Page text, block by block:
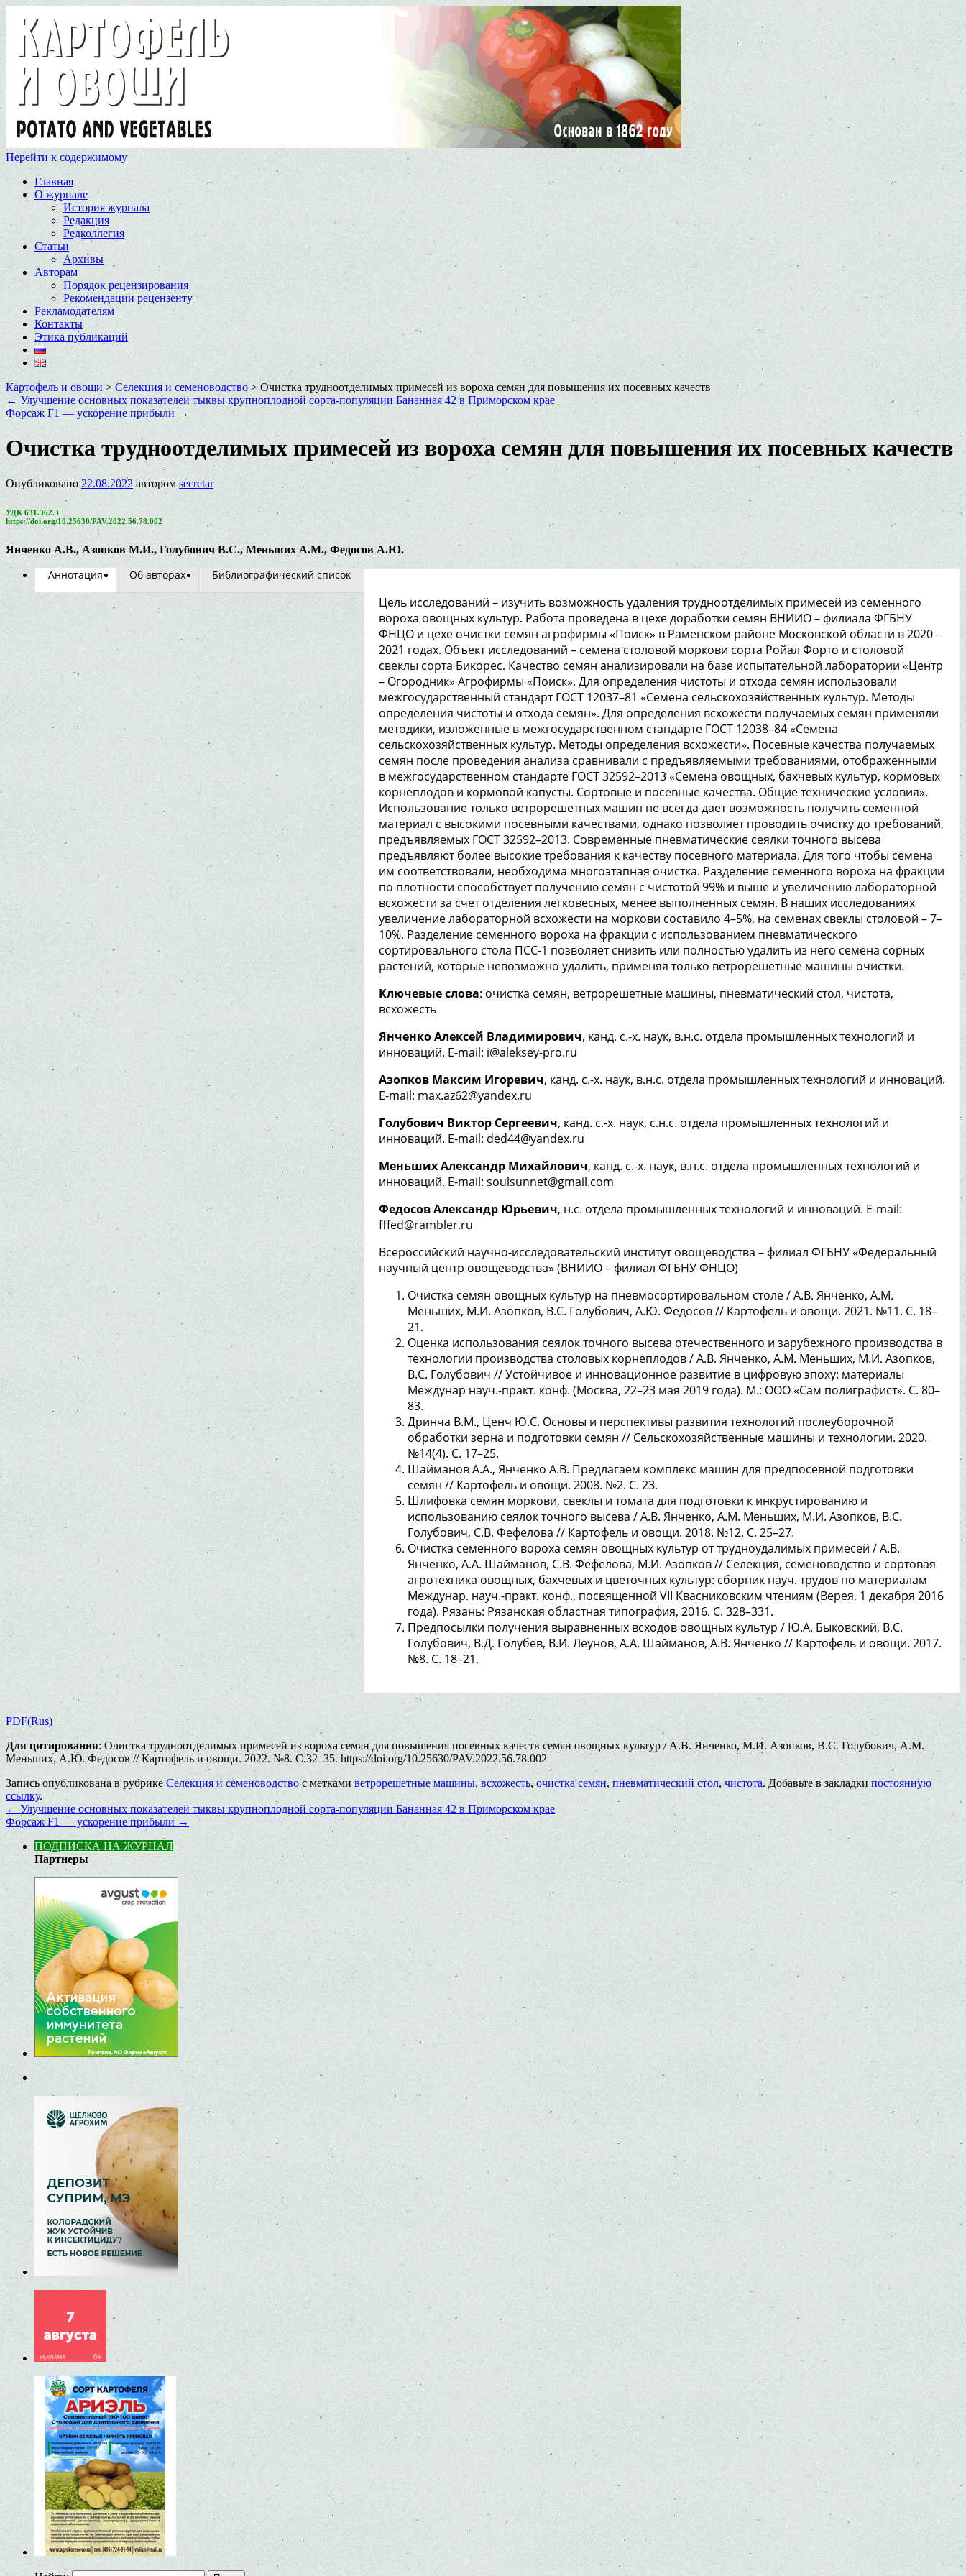
Перейти к содержимому
Главная
О журнале
История журнала
Редакция
Редколлегия
Статьи
Архивы
Авторам
Порядок рецензирования
Рекомендации рецензенту
Рекламодателям
Контакты
Этика публикаций
Картофель и овощи > Селекция и семеноводство> Очистка трудноотделимых примесей из вороха семян для повышения их посевных качеств
← Улучшение основных показателей тыквы крупноплодной сорта-популяции Бананная 42 в Приморском крае
Форсаж F1 — ускорение прибыли →
Очистка трудноотделимых примесей из вороха семян для повышения их посевных качеств
Опубликовано 22.08.2022 автором secretar
УДК 631.362.3
https://doi.org/10.25630/PAV.2022.56.78.002
Янченко А.В., Азопков М.И., Голубович В.С., Меньших А.М., Федосов А.Ю.
Аннотация Об авторах Библиографический список
Цель исследований – изучить возможность удаления трудноотделимых примесей из семенного
вороха овощных культур. Работа проведена в цехе доработки семян ВНИИО – филиала ФГБНУ
ФНЦО и цехе очистки семян агрофирмы «Поиск» в Раменском районе Московской области в 2020–
2021 годах. Объект исследований – семена столовой моркови сорта Ройал Форто и столовой
свеклы сорта Бикорес. Качество семян анализировали на базе испытательной лаборатории «Центр
– Огородник» Агрофирмы «Поиск». Для определения чистоты и отхода семян использовали
межгосударственный стандарт ГОСТ 12037–81 «Семена сельскохозяйственных культур. Методы
определения чистоты и отхода семян». Для определения всхожести получаемых семян применяли
методики, изложенные в межгосударственном стандарте ГОСТ 12038–84 «Семена
сельскохозяйственных культур. Методы определения всхожести». Посевные качества получаемых
семян после проведения анализа сравнивали с предъявляемыми требованиями, отображенными
в межгосударственном стандарте ГОСТ 32592–2013 «Семена овощных, бахчевых культур, кормовых
корнеплодов и кормовой капусты. Сортовые и посевные качества. Общие технические условия».
Использование только ветрорешетных машин не всегда дает возможность получить семенной
материал с высокими посевными качествами, однако позволяет проводить очистку до требований,
предъявляемых ГОСТ 32592–2013. Современные пневматические сеялки точного высева
предъявляют более высокие требования к качеству посевного материала. Для того чтобы семена
им соответствовали, необходима многоэтапная очистка. Разделение семенного вороха на фракции
по плотности способствует получению семян с чистотой 99% и выше и увеличению лабораторной
всхожести за счет отделения легковесных, менее выполненных семян. В наших исследованиях
увеличение лабораторной всхожести на моркови составило 4–5%, на семенах свеклы столовой – 7–
10%. Разделение семенного вороха на фракции с использованием пневматического
сортировального стола ПСС-1 позволяет снизить или полностью удалить из него семена сорных
растений, которые невозможно удалить, применяя только ветрорешетные машины очистки.
Ключевые слова: очистка семян, ветрорешетные машины, пневматический стол, чистота,
всхожесть
Янченко Алексей Владимирович, канд. с.-х. наук, в.н.с. отдела промышленных технологий и
инноваций. E-mail: i@aleksey-pro.ru
Азопков Максим Игоревич, канд. с.-х. наук, в.н.с. отдела промышленных технологий и инноваций.
E-mail: max.az62@yandex.ru
Голубович Виктор Сергеевич, канд. с.-х. наук, с.н.с. отдела промышленных технологий и
инноваций. E-mail: ded44@yandex.ru
Меньших Александр Михайлович, канд. с.-х. наук, в.н.с. отдела промышленных технологий и
инноваций. E-mail: soulsunnet@gmail.com
Федосов Александр Юрьевич, н.c. отдела промышленных технологий и инноваций. E-mail:
fffed@rambler.ru
Всероссийский научно-исследовательский институт овощеводства – филиал ФГБНУ «Федеральный
научный центр овощеводства» (ВНИИО – филиал ФГБНУ ФНЦО)
Очистка семян овощных культур на пневмосортировальном столе / А.В. Янченко, А.М.
Меньших, М.И. Азопков, В.С. Голубович, А.Ю. Федосов // Картофель и овощи. 2021. №11. С. 18–
21.
Оценка использования сеялок точного высева отечественного и зарубежного производства в
технологии производства столовых корнеплодов / А.В. Янченко, А.М. Меньших, М.И. Азопков,
В.С. Голубович // Устойчивое и инновационное развитие в цифровую эпоху: материалы
Междунар науч.-практ. конф. (Москва, 22–23 мая 2019 года). М.: ООО «Сам полиграфист». С. 80–
83.
Дринча В.М., Ценч Ю.С. Основы и перспективы развития технологий послеуборочной
обработки зерна и подготовки семян // Сельскохозяйственные машины и технологии. 2020.
№14(4). С. 17–25.
Шайманов А.А., Янченко А.В. Предлагаем комплекс машин для предпосевной подготовки
семян // Картофель и овощи. 2008. №2. С. 23.
Шлифовка семян моркови, свеклы и томата для подготовки к инкрустированию и
использованию сеялок точного высева / А.В. Янченко, А.М. Меньших, М.И. Азопков, В.С.
Голубович, С.В. Фефелова // Картофель и овощи. 2018. №12. С. 25–27.
Очистка семенного вороха семян овощных культур от трудноудалимых примесей / А.В.
Янченко, А.А. Шайманов, С.В. Фефелова, М.И. Азопков // Селекция, семеноводство и сортовая
агротехника овощных, бахчевых и цветочных культур: сборник науч. трудов по материалам
Междунар. науч.-практ. конф., посвященной VII Квасниковским чтениям (Верея, 1 декабря 2016
года). Рязань: Рязанская областная типография, 2016. С. 328–331.
Предпосылки получения выравненных всходов овощных культур / Ю.А. Быковский, В.С.
Голубович, В.Д. Голубев, В.И. Леунов, А.А. Шайманов, А.В. Янченко // Картофель и овощи. 2017.
№8. С. 18–21.
PDF(Rus)
Для цитирования: Очистка трудноотделимых примесей из вороха семян для повышения посевных качеств семян овощных культур / А.В. Янченко, М.И. Азопков, В.С. Голубович, А.М.
Меньших, А.Ю. Федосов // Картофель и овощи. 2022. №8. С.32–35. https://doi.org/10.25630/PAV.2022.56.78.002
Запись опубликована в рубрике Селекция и семеноводство с меткамиветрорешетные машины, всхожесть, очистка семян,пневматический стол, чистота. Добавьте в закладки постоянную
ссылку.
← Улучшение основных показателей тыквы крупноплодной сорта-популяции Бананная 42 в Приморском крае
Форсаж F1 — ускорение прибыли→
ПОДПИСКА НА ЖУРНАЛ
Партнеры